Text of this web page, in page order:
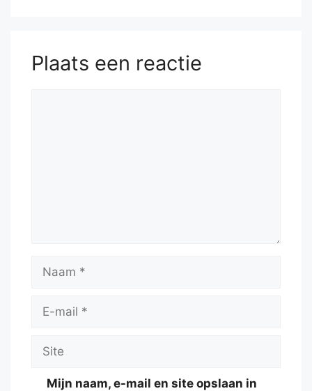
50.Ke7 f5
Plaats een reactie
Naam
Site
Mijn naam, e-mail en site opslaan in